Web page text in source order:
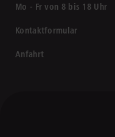
Mo - Fr von 8 bis 18 Uhr
Kontaktformular
Anfahrt